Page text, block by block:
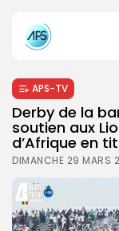
APS-TV
Derby de la
soutien aux
d’Afrique en
DIMANCHE 29 MARS